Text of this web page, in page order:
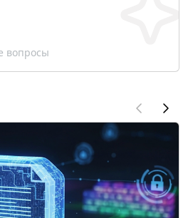
вопросы